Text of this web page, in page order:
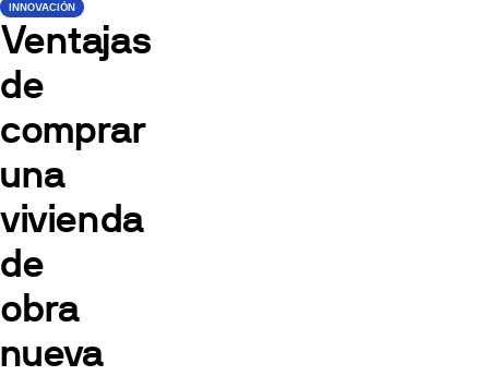
INNOVACIÓN
Ventajas
de
comprar
una
vivienda
de
obra
nueva